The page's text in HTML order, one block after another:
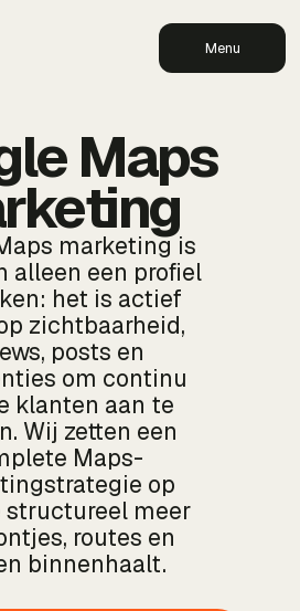
Menu
Maps
marketing is
alleen een profiel
het is actief
zichtbaarheid,
posts en
om continu
klanten aan te
Wij zetten een
Maps-
op
structureel meer
routes en
binnenhaalt.